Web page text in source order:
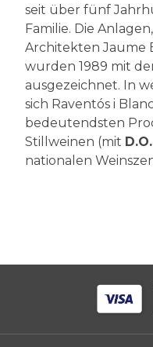
seit über fünf
Familie. Die
Architekten Jaume
wurden 1989 mit
ausgezeichnet. In
sich Raventós i
bedeutendsten
Stillweinen (mit
nationalen